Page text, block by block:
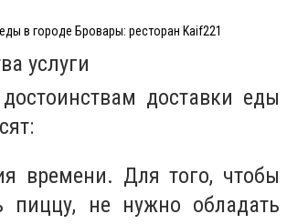
в городе Бровары: ресторан Kaif221
услуги
доставки еды
времени. Для того, чтобы
пиццу, не нужно обладать